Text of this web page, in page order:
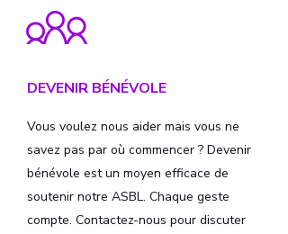
DEVENIR BÉNÉVOLE
Vous voulez nous aider mais vous ne
savez pas par où commencer ? Devenir
bénévole est un moyen efficace de
soutenir notre ASBL. Chaque geste
compte. Contactez-nous pour discuter